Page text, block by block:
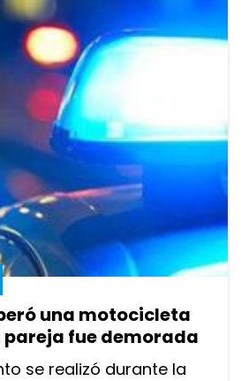
una motocicleta
pareja fue demorada
se realizó durante la